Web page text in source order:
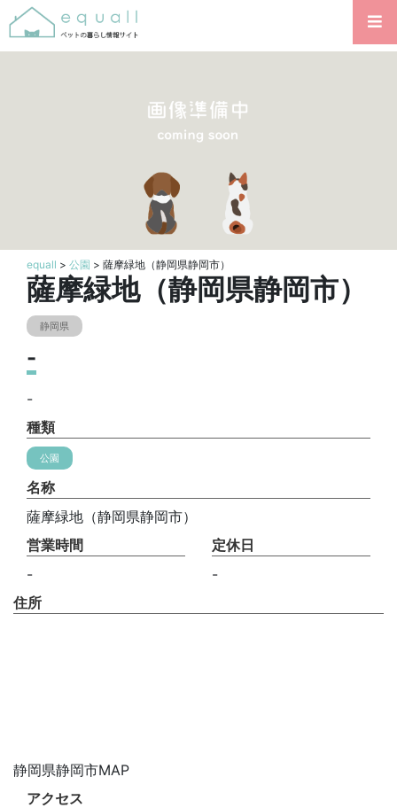
equall > 公園 > 薩摩緑地（静岡県静岡市）
薩摩緑地（静岡県静岡市）
静岡県
-
-
種類
公園
名称
薩摩緑地（静岡県静岡市）
営業時間
-
定休日
-
住所
静岡県静岡市MAP
アクセス